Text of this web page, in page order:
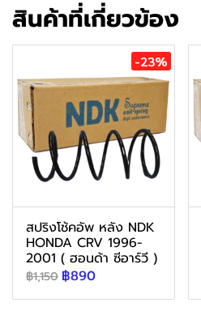
สินค้าที่เกี่ยวข้อง
-23%
สปริงโช้คอัพ หลัง NDK
HONDA CRV 1996-
2001 ( ฮอนด้า ซีอาร์วี )
฿1,150 ฿890